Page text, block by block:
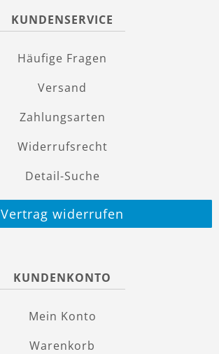
KUNDENSERVICE
Häufige Fragen
Versand
Zahlungsarten
Widerrufsrecht
Detail-Suche
Vertrag widerrufen
KUNDENKONTO
Mein Konto
Warenkorb